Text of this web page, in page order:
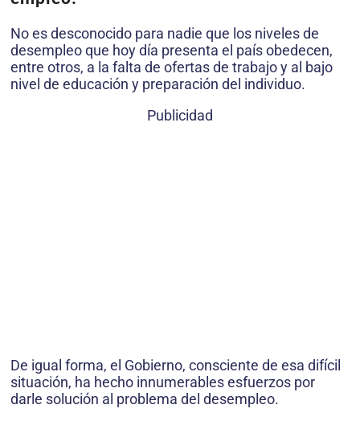
No es desconocido para nadie que los niveles de
desempleo que hoy día presenta el país obedecen,
entre otros, a la falta de ofertas de trabajo y al bajo
nivel de educación y preparación del individuo.
Publicidad
De igual forma, el Gobierno, consciente de esa difícil
situación, ha hecho innumerables esfuerzos por
darle solución al problema del desempleo.